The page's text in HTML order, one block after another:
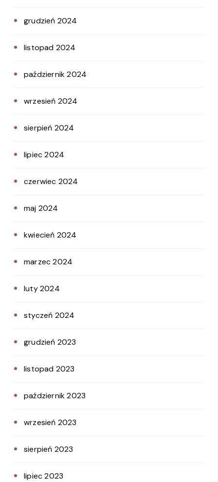
grudzień 2024
listopad 2024
październik 2024
wrzesień 2024
sierpień 2024
lipiec 2024
czerwiec 2024
maj 2024
kwiecień 2024
marzec 2024
luty 2024
styczeń 2024
grudzień 2023
listopad 2023
październik 2023
wrzesień 2023
sierpień 2023
lipiec 2023